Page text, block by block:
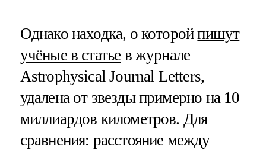
Однако находка, о которойпишут
учёные в статье в журнале
Astrophysical Journal Letters,
удалена от звезды примерно на 10
миллиардов километров. Для
сравнения: расстояние между